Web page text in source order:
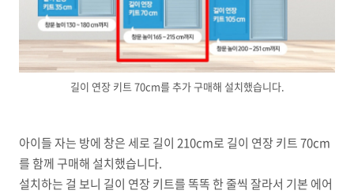
길이 연장 키트 70cm를 추가 구매해 설치했습니다.
아이들 자는 방에 창은 세로 길이 210cm로 길이 연장 키트 70cm
를 함께 구매해 설치했습니다.
설치하는 걸 보니 길이 연장 키트를 똑똑 한 줄씩 잘라서 기본 에어